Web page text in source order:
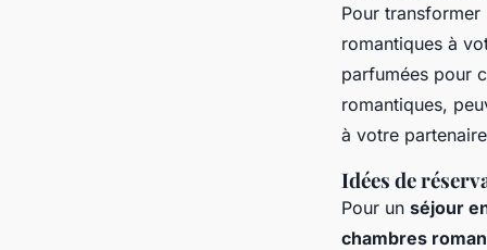
Pour
romantiques à
parfumées pour
romantiques,
à votre
Idées de
Pour un séjour
chambres